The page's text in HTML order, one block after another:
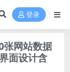
登录
网站数据
面设计含